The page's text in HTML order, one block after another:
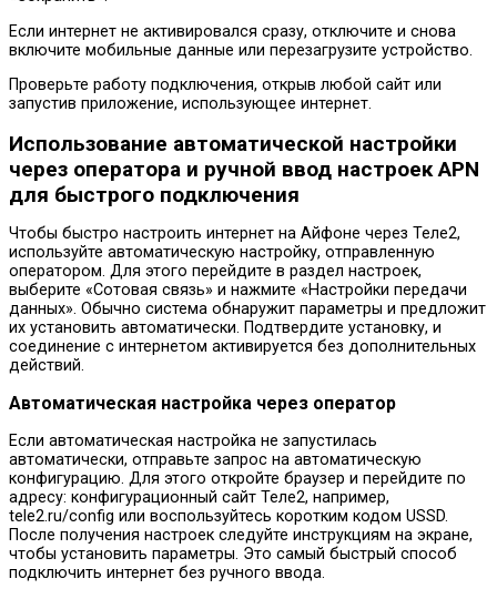
Если интернет не активировался сразу, отключите и снова
включите мобильные данные или перезагрузите устройство.
Проверьте работу подключения, открыв любой сайт или
запустив приложение, использующее интернет.
Использование автоматической настройки
через оператора и ручной ввод настроек APN
для быстрого подключения
Чтобы быстро настроить интернет на Айфоне через Теле2,
используйте автоматическую настройку, отправленную
оператором. Для этого перейдите в раздел настроек,
выберите «Сотовая связь» и нажмите «Настройки передачи
данных». Обычно система обнаружит параметры и предложит
их установить автоматически. Подтвердите установку, и
соединение с интернетом активируется без дополнительных
действий.
Автоматическая настройка через оператор
Если автоматическая настройка не запустилась
автоматически, отправьте запрос на автоматическую
конфигурацию. Для этого откройте браузер и перейдите по
адресу: конфигурационный сайт Теле2, например,
tele2.ru/config или воспользуйтесь коротким кодом USSD.
После получения настроек следуйте инструкциям на экране,
чтобы установить параметры. Это самый быстрый способ
подключить интернет без ручного ввода.